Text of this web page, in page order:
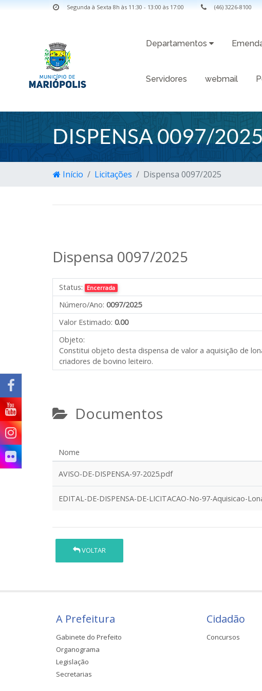
Segunda à Sexta 8h às 11:30 - 13:00 às 17:00 (46) 3226-8100
Departamentos
Servidores webmail
DISPENSA 0097/2025
Início Licitações Dispensa 0097/2025
Dispensa 0097/2025
Status: Encerrada
Número/Ano: 0097/2025
Valor Estimado: 0.00
Objeto:
Constitui objeto desta dispensa de valor a aquisição de
criadores de bovino leiteiro.
Documentos
Nome
AVISO-DE-DISPENSA-97-2025.pdf
EDITAL-DE-DISPENSA-DE-LICITACAO-No-97-Aquisicao-
VOLTAR
A Prefeitura
Gabinete do Prefeito
Organograma
Legislação
Secretarias
Cidadão
Concursos